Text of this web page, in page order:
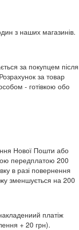
з наших магазинів.
за покупцем після
за товар
- готівкою обо
Нової Пошти або
передплатою 200
в разі повернення
зменшується на 200
платіж
+ 20 грн).